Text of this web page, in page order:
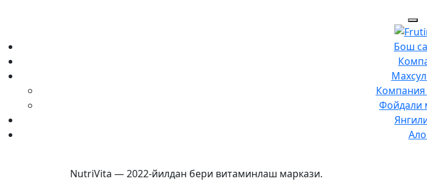
Бош
Компания
Фойдали
NutriVita — 2022-йилдан бери витаминлаш маркази.